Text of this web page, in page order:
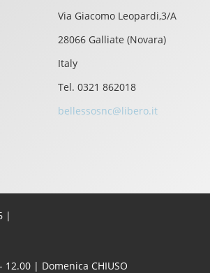
Via Giacomo Leopardi,3/A
28066 Galliate (Novara)
Italy
Tel. 0321 862018
bellessosnc@libero.it
|
| Domenica CHIUSO